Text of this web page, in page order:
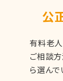
公
有料老
ご相談
ら選んで